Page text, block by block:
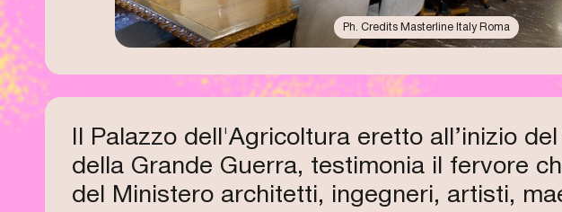
Ph. Credits Masterline Italy Roma
Il Palazzo dell'Agricoltura eretto all’inizio
della Grande Guerra, testimonia il fervore
del Ministero architetti, ingegneri, artisti,